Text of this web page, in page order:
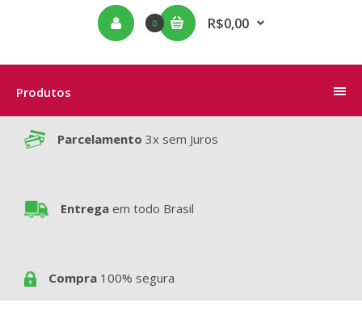
0 R$0,00
Produtos
Parcelamento 3x sem Juros
Entrega em todo Brasil
Compra 100% segura